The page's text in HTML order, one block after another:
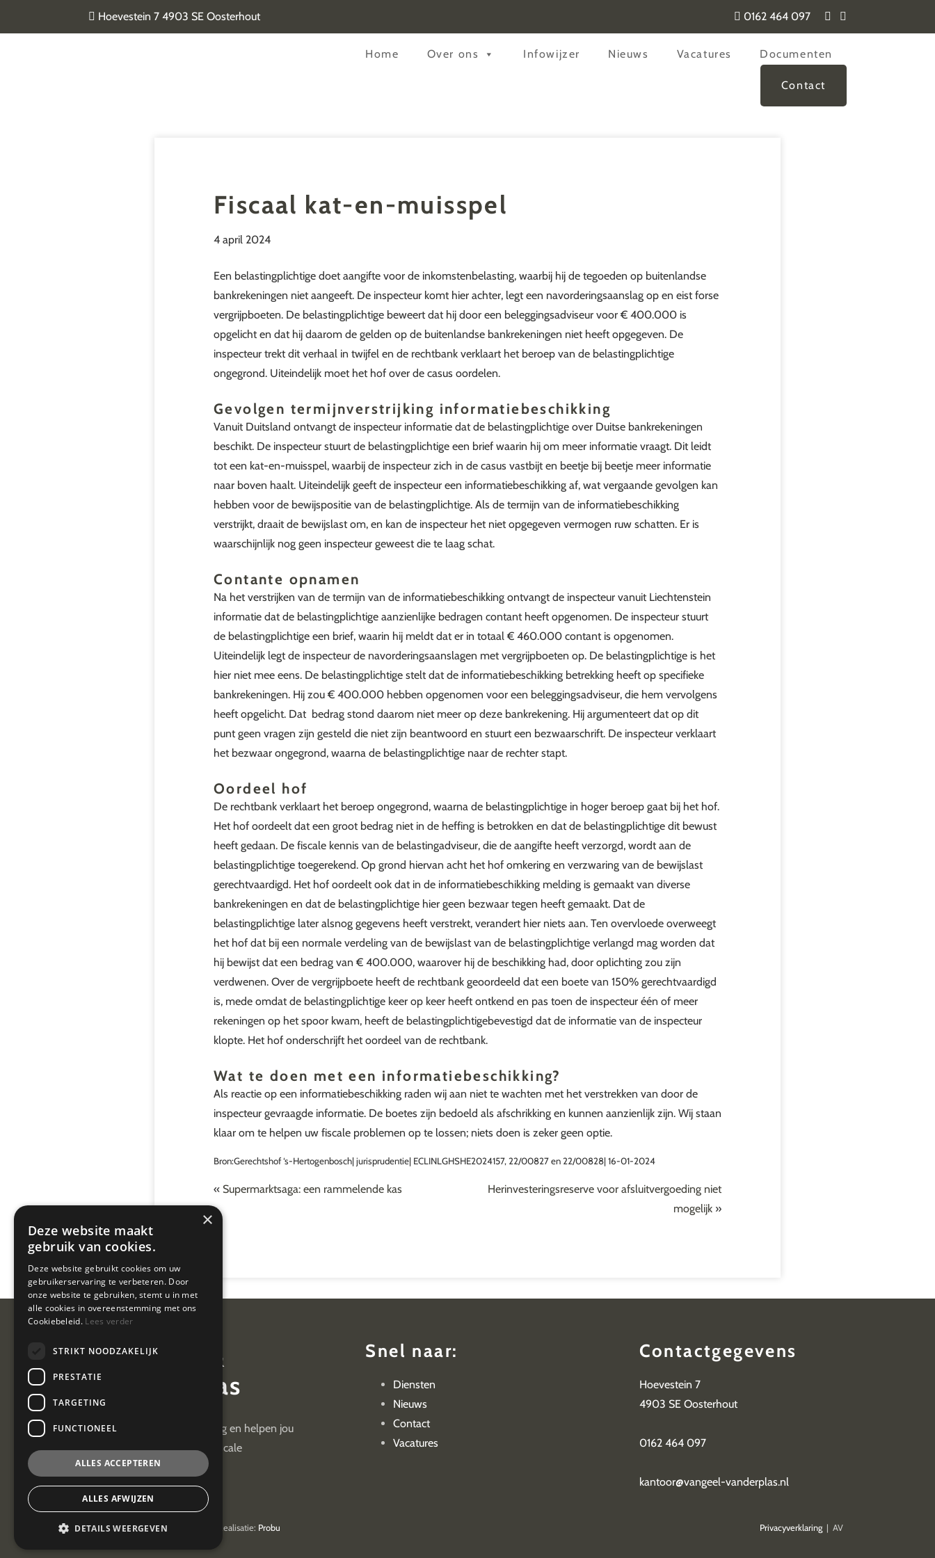
Hoevestein 7 4903 SE Oosterhout 0162 464 097
Header
Home Over ons Infowijzer Nieuws Vacatures Documenten
Contact
Fiscaal kat-en-muisspel
4 april 2024
Een belastingplichtige doet aangifte voor de inkomstenbelasting, waarbij hij de tegoeden op buitenlandse
bankrekeningen niet aangeeft. De inspecteur komt hier achter, legt een navorderingsaanslag op en eist forse
vergrijpboeten. De belastingplichtige beweert dat hij door een beleggingsadviseur voor € 400.000 is
opgelicht en dat hij daarom de gelden op de buitenlandse bankrekeningen niet heeft opgegeven. De
inspecteur trekt dit verhaal in twijfel en de rechtbank verklaart het beroep van de belastingplichtige
ongegrond. Uiteindelijk moet het hof over de casus oordelen.
Gevolgen termijnverstrijking informatiebeschikking
Vanuit Duitsland ontvangt de inspecteur informatie dat de belastingplichtige over Duitse bankrekeningen
beschikt. De inspecteur stuurt de belastingplichtige een brief waarin hij om meer informatie vraagt. Dit leidt
tot een kat-en-muisspel, waarbij de inspecteur zich in de casus vastbijt en beetje bij beetje meer informatie
naar boven haalt. Uiteindelijk geeft de inspecteur een informatiebeschikking af, wat vergaande gevolgen kan
hebben voor de bewijspositie van de belastingplichtige. Als de termijn van de informatiebeschikking
verstrijkt, draait de bewijslast om, en kan de inspecteur het niet opgegeven vermogen ruw schatten. Er is
waarschijnlijk nog geen inspecteur geweest die te laag schat.
Contante opnamen
Na het verstrijken van de termijn van de informatiebeschikking ontvangt de inspecteur vanuit Liechtenstein
informatie dat de belastingplichtige aanzienlijke bedragen contant heeft opgenomen. De inspecteur stuurt
de belastingplichtige een brief, waarin hij meldt dat er in totaal € 460.000 contant is opgenomen.
Uiteindelijk legt de inspecteur de navorderingsaanslagen met vergrijpboeten op. De belastingplichtige is het
hier niet mee eens. De belastingplichtige stelt dat de informatiebeschikking betrekking heeft op specifieke
bankrekeningen. Hij zou € 400.000 hebben opgenomen voor een beleggingsadviseur, die hem vervolgens
heeft opgelicht. Dat bedrag stond daarom niet meer op deze bankrekening. Hij argumenteert dat op dit
punt geen vragen zijn gesteld die niet zijn beantwoord en stuurt een bezwaarschrift. De inspecteur verklaart
het bezwaar ongegrond, waarna de belastingplichtige naar de rechter stapt.
Oordeel hof
De rechtbank verklaart het beroep ongegrond, waarna de belastingplichtige in hoger beroep gaat bij het hof.
Het hof oordeelt dat een groot bedrag niet in de heffing is betrokken en dat de belastingplichtige dit bewust
heeft gedaan. De fiscale kennis van de belastingadviseur, die de aangifte heeft verzorgd, wordt aan de
belastingplichtige toegerekend. Op grond hiervan acht het hof omkering en verzwaring van de bewijslast
gerechtvaardigd. Het hof oordeelt ook dat in de informatiebeschikking melding is gemaakt van diverse
bankrekeningen en dat de belastingplichtige hier geen bezwaar tegen heeft gemaakt. Dat de
belastingplichtige later alsnog gegevens heeft verstrekt, verandert hier niets aan. Ten overvloede overweegt
het hof dat bij een normale verdeling van de bewijslast van de belastingplichtige verlangd mag worden dat
hij bewijst dat een bedrag van € 400.000, waarover hij de beschikking had, door oplichting zou zijn
verdwenen. Over de vergrijpboete heeft de rechtbank geoordeeld dat een boete van 150% gerechtvaardigd
is, mede omdat de belastingplichtige keer op keer heeft ontkend en pas toen de inspecteur één of meer
rekeningen op het spoor kwam, heeft de belastingplichtigebevestigd dat de informatie van de inspecteur
klopte. Het hof onderschrijft het oordeel van de rechtbank.
Wat te doen met een informatiebeschikking?
Als reactie op een informatiebeschikking raden wij aan niet te wachten met het verstrekken van door de
inspecteur gevraagde informatie. De boetes zijn bedoeld als afschrikking en kunnen aanzienlijk zijn. Wij staan
klaar om te helpen uw fiscale problemen op te lossen; niets doen is zeker geen optie.
Bron:Gerechtshof ‘s-Hertogenbosch| jurisprudentie| ECLINLGHSHE2024157, 22/00827 en 22/00828| 16-01-2024
« Supermarktsaga: een rammelende kas
Herinvesteringsreserve voor afsluitvergoeding niet
mogelijk »
Van Geel &
van der Plas
Wij hebben +30 jaar ervaring en helpen jou
met je administratieve en fiscale
uitdagingen
Snel naar:
Diensten
Nieuws
Contact
Vacatures
Contactgegevens
Hoevestein 7
4903 SE Oosterhout
0162 464 097
kantoor@vangeel-vanderplas.nl
© 2026Van Geel & van der Plas | Realisatie: Probu Privacyverklaring | AV
×
Deze website maakt
gebruik van cookies.
Deze website gebruikt cookies om uw
gebruikerservaring te verbeteren. Door
onze website te gebruiken, stemt u in met
alle cookies in overeenstemming met ons
Cookiebeleid. Lees verder
STRIKT NOODZAKELIJK
PRESTATIE
TARGETING
FUNCTIONEEL
ALLES ACCEPTEREN
ALLES AFWIJZEN
DETAILS WEERGEVEN